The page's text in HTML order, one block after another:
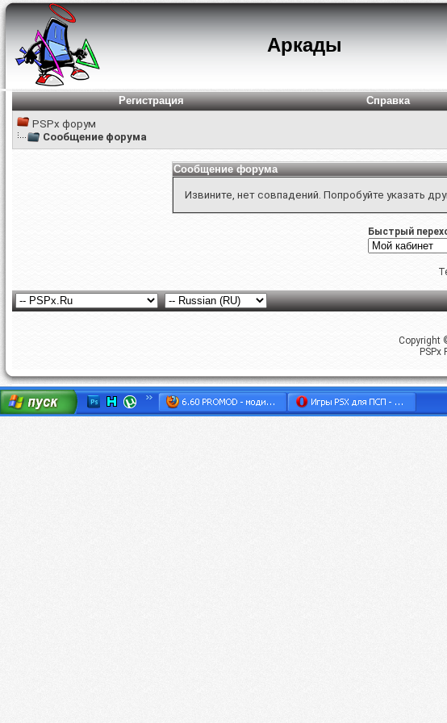
Аркады
Регистрация Справка
PSPx форум
Сообщение форума
Сообщение форума
Извините, нет совпадений. Попробуйте указать
Быстрый
Copyright